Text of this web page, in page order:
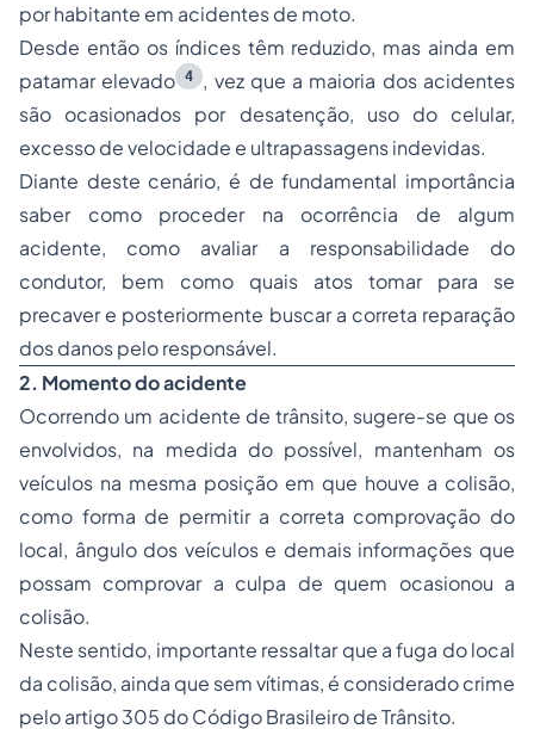
por habitante em acidentes de moto.
Desde então os índices têm reduzido, mas ainda em
patamar elevado 4
, vez que a maioria dos acidentes
são ocasionados por desatenção, uso do celular,
excesso de velocidade e ultrapassagens indevidas.
Diante deste cenário, é de fundamental importância
saber como proceder na ocorrência de algum
acidente, como avaliar a responsabilidade do
condutor, bem como quais atos tomar para se
precaver e posteriormente buscar a correta reparação
dos danos pelo responsável.
2. Momento do acidente
Ocorrendo um acidente de trânsito, sugere-se que os
envolvidos, na medida do possível, mantenham os
veículos na mesma posição em que houve a colisão,
como forma de permitir a correta comprovação do
local, ângulo dos veículos e demais informações que
possam comprovar a culpa de quem ocasionou a
colisão.
Neste sentido, importante ressaltar que a fuga do local
da colisão, ainda que sem vítimas, é considerado crime
pelo artigo 305 do Código Brasileiro de Trânsito.